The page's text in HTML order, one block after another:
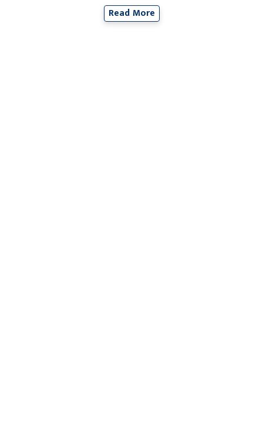
Read More